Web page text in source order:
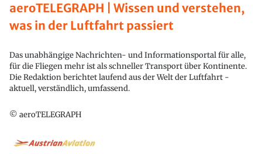
aeroTELEGRAPH | Wissen und verstehen,
was in der Luftfahrt passiert
Das unabhängige Nachrichten- und Informationsportal für alle,
für die Fliegen mehr ist als schneller Transport über Kontinente.
Die Redaktion berichtet laufend aus der Welt der Luftfahrt -
aktuell, verständlich, umfassend.
© aeroTELEGRAPH